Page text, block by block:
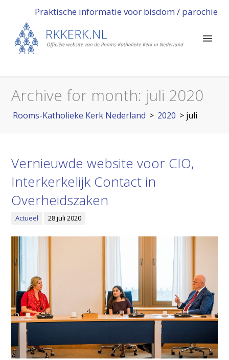
Praktische informatie voor bisdom / parochie
Archive for month: juli 2020
Rooms-Katholieke Kerk Nederland > 2020 > juli
Vernieuwde website voor CIO,
Interkerkelijk Contact in
Overheidszaken
Actueel 28 juli 2020